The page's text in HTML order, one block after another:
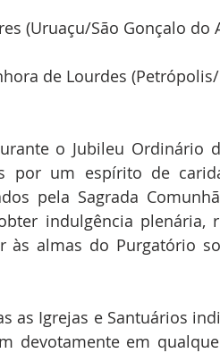
(Uruaçu/São Gonçalo do
de Lourdes
Durante o Jubileu
por um espírito de
pela Sagrada
indulgência plenária,
às almas do Purgatório
todas as Igrejas e
devotamente em